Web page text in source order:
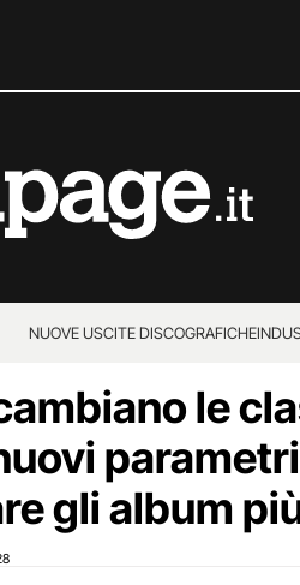
NUOVE USCITE DISCOGRAFICHE
le
gli album